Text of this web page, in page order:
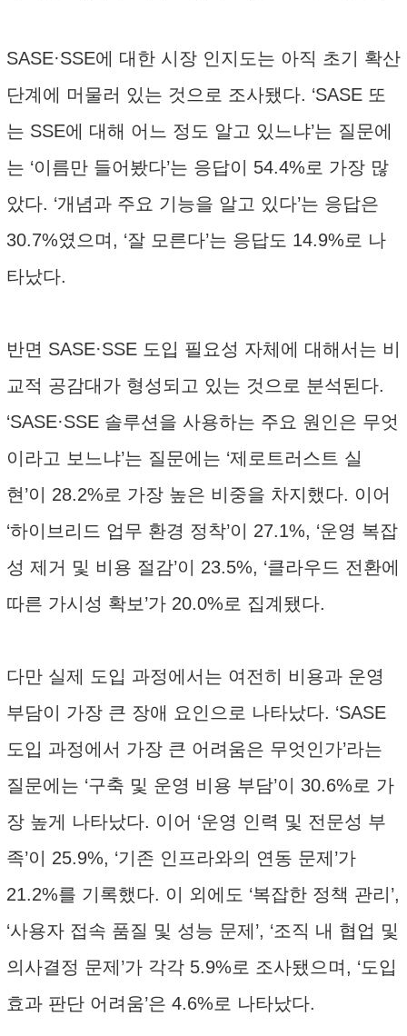
SASE·SSE에 대한 시장 인지도는 아직 초기 확산
단계에 머물러 있는 것으로 조사됐다. ‘SASE 또
는 SSE에 대해 어느 정도 알고 있느냐’는 질문에
는 ‘이름만 들어봤다’는 응답이 54.4%로 가장 많
았다. ‘개념과 주요 기능을 알고 있다’는 응답은
30.7%였으며, ‘잘 모른다’는 응답도 14.9%로 나
타났다.
반면 SASE·SSE 도입 필요성 자체에 대해서는 비
교적 공감대가 형성되고 있는 것으로 분석된다.
‘SASE·SSE 솔루션을 사용하는 주요 원인은 무엇
이라고 보느냐’는 질문에는 ‘제로트러스트 실
현’이 28.2%로 가장 높은 비중을 차지했다. 이어
‘하이브리드 업무 환경 정착’이 27.1%, ‘운영 복잡
성 제거 및 비용 절감’이 23.5%, ‘클라우드 전환에
따른 가시성 확보’가 20.0%로 집계됐다.
다만 실제 도입 과정에서는 여전히 비용과 운영
부담이 가장 큰 장애 요인으로 나타났다. ‘SASE
도입 과정에서 가장 큰 어려움은 무엇인가’라는
질문에는 ‘구축 및 운영 비용 부담’이 30.6%로 가
장 높게 나타났다. 이어 ‘운영 인력 및 전문성 부
족’이 25.9%, ‘기존 인프라와의 연동 문제’가
21.2%를 기록했다. 이 외에도 ‘복잡한 정책 관리’,
‘사용자 접속 품질 및 성능 문제’, ‘조직 내 협업 및
의사결정 문제’가 각각 5.9%로 조사됐으며, ‘도입
효과 판단 어려움’은 4.6%로 나타났다.